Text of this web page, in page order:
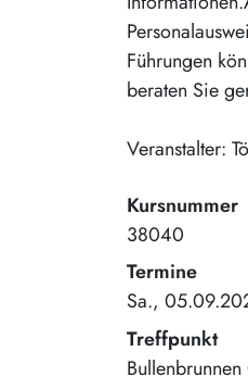
Führungen
beraten Sie
Veranstalter:
Kursnummer
38040
Termine
Sa.,
Treffpunkt